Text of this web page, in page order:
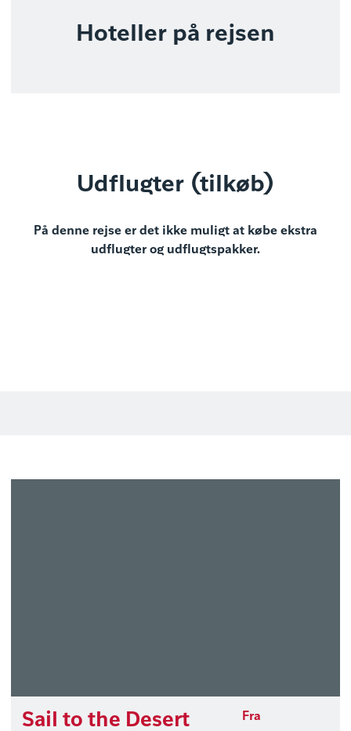
Hoteller på rejsen
Udflugter (tilkøb)
På denne rejse er det ikke muligt at købe ekstra
udflugter og udflugtspakker.
Sail to the Desert Fra